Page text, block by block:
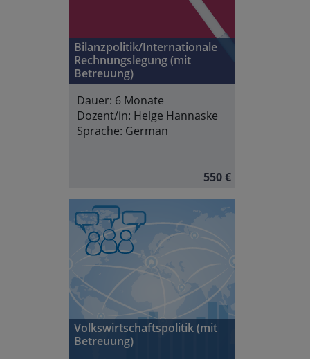
Bilanzpolitik/Internationale
Rechnungslegung (mit
Betreuung)
Dauer: 6 Monate
Dozent/in: Helge Hannaske
Sprache: German
550 €
Volkswirtschaftspolitik (mit
Betreuung)